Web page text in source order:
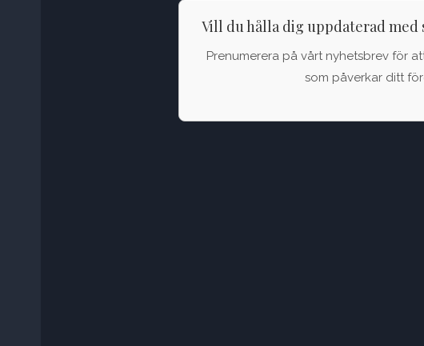
Vill du hålla dig uppdaterad med
Prenumerera på vårt nyhetsbrev för
som påverkar ditt